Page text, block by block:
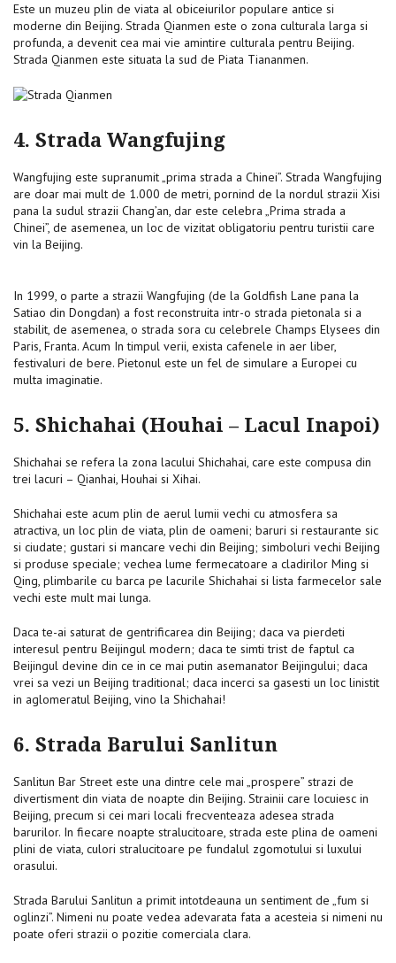
Este un muzeu plin de viata al obiceiurilor populare antice si
moderne din Beijing. Strada Qianmen este o zona culturala larga si
profunda, a devenit cea mai vie amintire culturala pentru Beijing.
Strada Qianmen este situata la sud de Piata Tiananmen.
4. Strada Wangfujing
Wangfujing este supranumit „prima strada a Chinei”. Strada Wangfujing
are doar mai mult de 1.000 de metri, pornind de la nordul strazii Xisi
pana la sudul strazii Chang’an, dar este celebra „Prima strada a
Chinei”, de asemenea, un loc de vizitat obligatoriu pentru turistii care
vin la Beijing.
In 1999, o parte a strazii Wangfujing (de la Goldfish Lane pana la
Satiao din Dongdan) a fost reconstruita intr-o strada pietonala si a
stabilit, de asemenea, o strada sora cu celebrele Champs Elysees din
Paris, Franta. Acum In timpul verii, exista cafenele in aer liber,
festivaluri de bere. Pietonul este un fel de simulare a Europei cu
multa imaginatie.
5. Shichahai (Houhai – Lacul Inapoi)
Shichahai se refera la zona lacului Shichahai, care este compusa din
trei lacuri – Qianhai, Houhai si Xihai.
Shichahai este acum plin de aerul lumii vechi cu atmosfera sa
atractiva, un loc plin de viata, plin de oameni; baruri si restaurante sic
si ciudate; gustari si mancare vechi din Beijing; simboluri vechi Beijing
si produse speciale; vechea lume fermecatoare a cladirilor Ming si
Qing, plimbarile cu barca pe lacurile Shichahai si lista farmecelor sale
vechi este mult mai lunga.
Daca te-ai saturat de gentrificarea din Beijing; daca va pierdeti
interesul pentru Beijingul modern; daca te simti trist de faptul ca
Beijingul devine din ce in ce mai putin asemanator Beijingului; daca
vrei sa vezi un Beijing traditional; daca incerci sa gasesti un loc linistit
in aglomeratul Beijing, vino la Shichahai!
6. Strada Barului Sanlitun
Sanlitun Bar Street este una dintre cele mai „prospere” strazi de
divertisment din viata de noapte din Beijing. Strainii care locuiesc in
Beijing, precum si cei mari locali frecventeaza adesea strada
barurilor. In fiecare noapte stralucitoare, strada este plina de oameni
plini de viata, culori stralucitoare pe fundalul zgomotului si luxului
orasului.
Strada Barului Sanlitun a primit intotdeauna un sentiment de „fum si
oglinzi”. Nimeni nu poate vedea adevarata fata a acesteia si nimeni nu
poate oferi strazii o pozitie comerciala clara.